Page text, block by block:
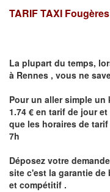
TARIF TAXI Fougères
La plupart du temps,
à Rennes , vous ne
Pour un aller simple un
1.74 € en tarif de jour
que les horaires de
7h
Déposez votre
site c'est la garantie de
et compétitif .